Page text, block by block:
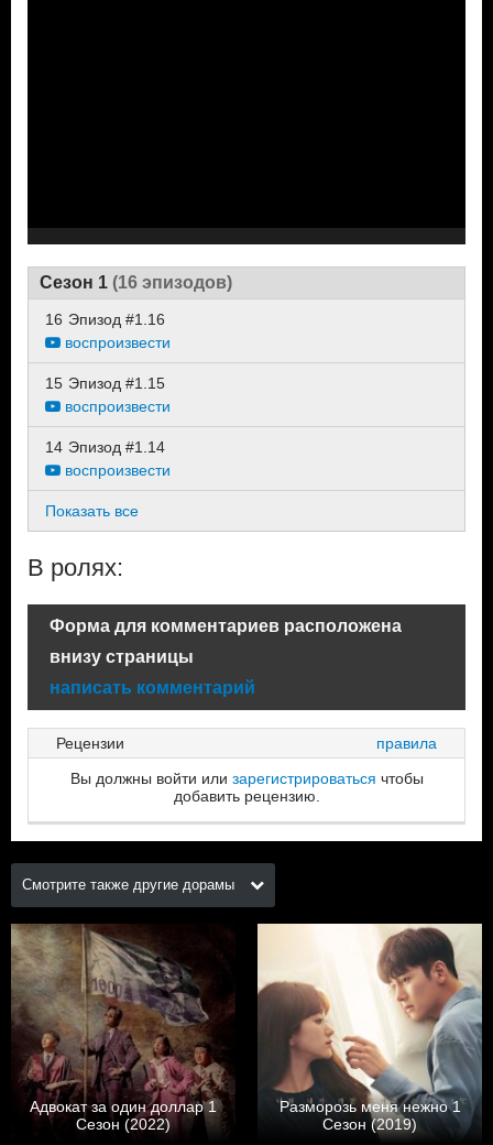
Сезон 1 (16 эпизодов)
16 Эпизод #1.16
воспроизвести
15 Эпизод #1.15
воспроизвести
14 Эпизод #1.14
воспроизвести
Показать все
В ролях:
Форма для комментариев расположена
внизу страницы
написать комментарий
Рецензии
правила
Вы должны войти или зарегистрироваться чтобы
добавить рецензию.
Смотрите также другие дорамы
Адвокат за один доллар 1
Сезон (2022)
Разморозь меня нежно 1
Сезон (2019)